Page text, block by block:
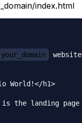
index.html
your_domain
World!</h1>
the landing page